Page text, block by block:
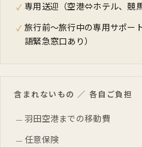
✓ 専用送迎（空港⇔ホテル、競
✓ 旅行前～旅行中の専用サポー
語緊急窓口あり）
含まれないもの ／ 各自ご負担
— 羽田空港までの移動費
— 任意保険